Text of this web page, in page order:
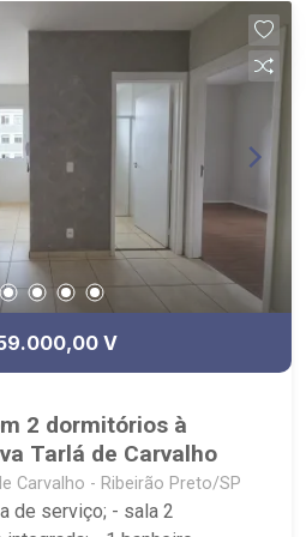
Ribeirão Imóveis - sede na
V
2 dormitórios à
Tarlá de Carvalho
Carvalho - Ribeirão Preto/SP
de serviço; - sala 2